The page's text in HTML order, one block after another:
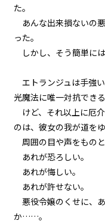
た。
あんな出来損ないの
った。
しかし、そう簡単には
エトランジュは手強
光魔法に唯一対抗でき
けど、それ以上に厄
のは、彼女の我が道を
周囲の目や声をもの
あれが恐ろしい。
あれが悔しい。
あれが許せない。
悪役令嬢のくせに、
か……。